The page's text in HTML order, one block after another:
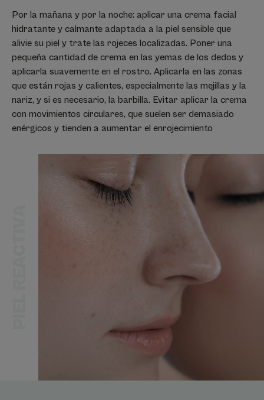
Por la mañana y por la noche: aplicar una crema facial
hidratante y calmante adaptada a la piel sensible que
alivie su piel y trate las rojeces localizadas. Poner una
pequeña cantidad de crema en las yemas de los dedos y
aplicarla suavemente en el rostro. Aplicarla en las zonas
que están rojas y calientes, especialmente las mejillas y la
nariz, y si es necesario, la barbilla. Evitar aplicar la crema
con movimientos circulares, que suelen ser demasiado
enérgicos y tienden a aumentar el enrojecimiento